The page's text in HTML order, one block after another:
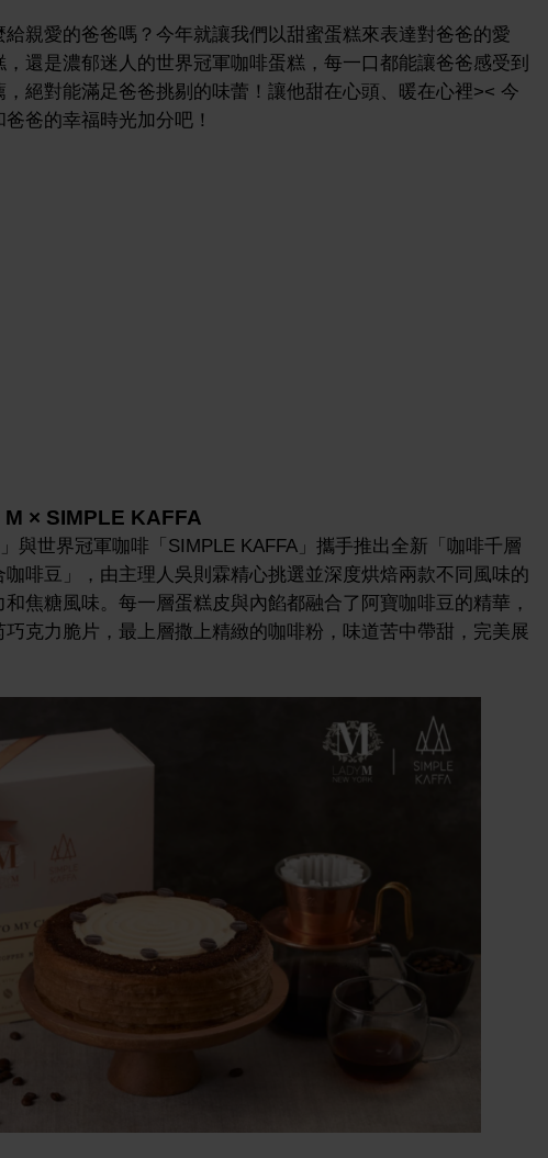
親愛的爸爸嗎？今年就讓我們以甜蜜蛋糕來表達對爸爸的愛
還是濃郁迷人的世界冠軍咖啡蛋糕，每一口都能讓爸爸感受到
絕對能滿足爸爸挑剔的味蕾！讓他甜在心頭、暖在心裡>< 今
爸的幸福時光加分吧！
× SIMPLE KAFFA
與世界冠軍咖啡「SIMPLE KAFFA」攜手推出全新「咖啡千層
啡豆」，由主理人吳則霖精心挑選並深度烘焙兩款不同風味的
焦糖風味。每一層蛋糕皮與內餡都融合了阿寶咖啡豆的精華，
克力脆片，最上層撒上精緻的咖啡粉，味道苦中帶甜，完美展